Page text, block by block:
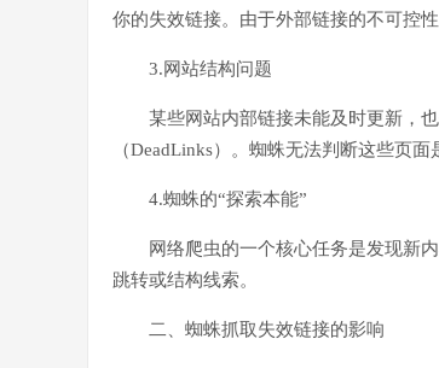
你的失效链接。由于外部链接的不可控
3.网站结构问题
某些网站内部链接未能及时更新，
（DeadLinks）。蜘蛛无法判断这些页
4.蜘蛛的“探索本能”
网络爬虫的一个核心任务是发现新
跳转或结构线索。
二、蜘蛛抓取失效链接的影响